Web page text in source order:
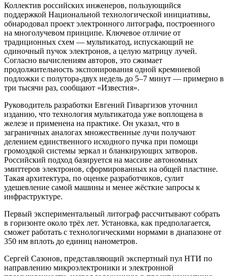
Коллектив российских инженеров, пользующийся
поддержкой Национальной технологической инициативы,
обнародовал проект электронного литографа, построенного
на многолучевом принципе. Ключевое отличие от
традиционных схем — мультикатод, испускающий не
одиночный пучок электронов, а целую матрицу лучей.
Согласно вычислениям авторов, это сжимает
продолжительность экспонирования одной кремниевой
подложки с полутора-двух недель до 5–7 минут — примерно в
три тысячи раз, сообщают «Известия».
Руководитель разработки Евгений Гиваргизов уточнил
изданию, что технология мультикатода уже воплощена в
железе и применена на практике. Он указал, что в
заграничных аналогах множественные лучи получают
делением единственного исходного пучка при помощи
громоздкой системы зеркал и бланкирующих затворов.
Российский подход базируется на массиве автономных
эмиттеров электронов, сформированных на общей пластине.
Такая архитектура, по оценке разработчиков, сулит
удешевление самой машины и менее жёсткие запросы к
инфраструктуре.
Первый экспериментальный литограф рассчитывают собрать
в горизонте около трёх лет. Установка, как предполагается,
сможет работать с технологическими нормами в диапазоне от
350 нм вплоть до единиц нанометров.
Сергей Сазонов, представляющий экспертный пул НТИ по
направлению микроэлектроники и электронной